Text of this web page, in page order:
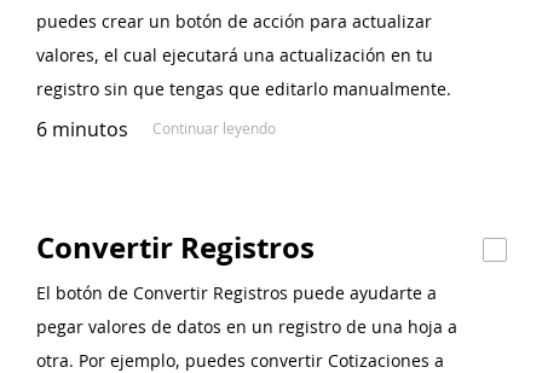
puedes crear un botón de acción para actualizar
valores, el cual ejecutará una actualización en tu
registro sin que tengas que editarlo manualmente.
6 minutos Continuar leyendo
Convertir Registros
El botón de Convertir Registros puede ayudarte a
pegar valores de datos en un registro de una hoja a
otra. Por ejemplo, puedes convertir Cotizaciones a